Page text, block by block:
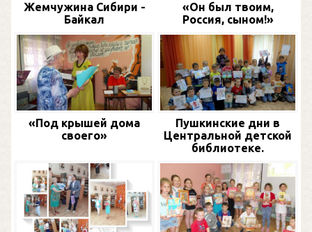
Жемчужина Сибири -
Байкал
«Он был твоим,
Россия, сыном!»
«Под крышей дома
своего»
Пушкинские дни в
Центральной детской
библиотеке.